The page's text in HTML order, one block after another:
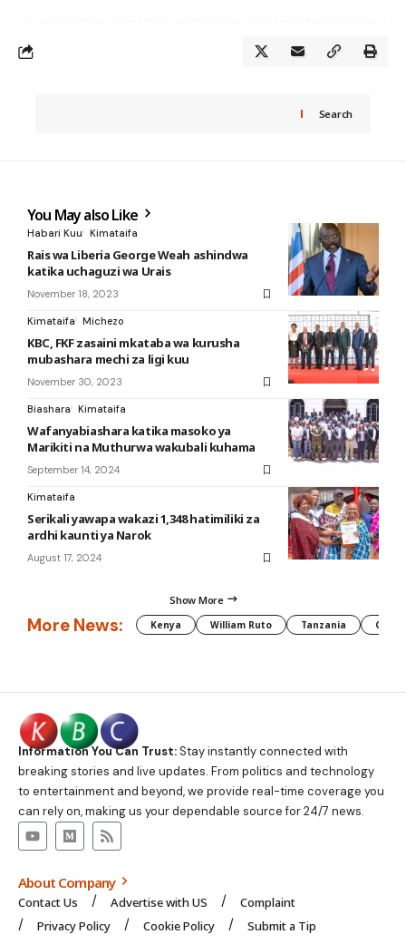
Search
You May also Like
Habari Kuu Kimataifa
Rais wa Liberia George Weah ashindwa
katika uchaguzi wa Urais
November 18, 2023
Kimataifa Michezo
KBC, FKF zasaini mkataba wa kurusha
mubashara mechi za ligi kuu
November 30, 2023
Biashara Kimataifa
Wafanyabiashara katika masoko ya
Marikiti na Muthurwa wakubali kuhama
September 14, 2024
Kimataifa
Serikali yawapa wakazi 1,348 hatimiliki za
ardhi kaunti ya Narok
August 17, 2024
Show More
More News: Kenya William Ruto Tanzania CAF
Information You Can Trust:Stay instantly connected with
breaking stories and live updates. From politics and technology
to entertainment and beyond, we provide real-time coverage you
can rely on, making us your dependable source for 24/7 news.
About Company
Contact Us Advertise with US
Complaint
Privacy Policy
Cookie Policy Submit a Tip